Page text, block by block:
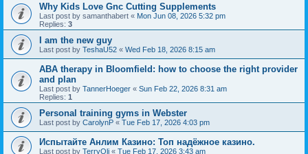
Why Kids Love Gnc Cutting Supplements
Last post by samanthabert « Mon Jun 08, 2026 5:32 pm
Replies: 3
I am the new guy
Last post by TeshaU52 « Wed Feb 18, 2026 8:15 am
ABA therapy in Bloomfield: how to choose the right provider
and plan
Last post by TannerHoeger « Sun Feb 22, 2026 8:31 am
Replies: 1
Personal training gyms in Webster
Last post by CarolynP « Tue Feb 17, 2026 4:03 pm
Испытайте Анлим Казино: Топ надёжное казино.
Last post by TerryOli « Tue Feb 17, 2026 3:43 am